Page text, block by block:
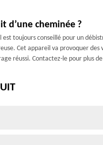
d’une cheminée ?
toujours conseillé pour un
Cet appareil va provoquer
réussi. Contactez-le pour plus